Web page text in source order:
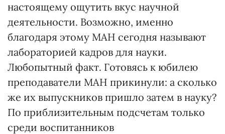
настоящему ощутить вкус научной
деятельности. Возможно, именно
благодаря этому МАН сегодня называют
лабораторией кадров для науки.
Любопытный факт. Готовясь к юбилею
преподаватели МАН прикинули: а сколько
же их выпускников пришло затем в науку?
По приблизительным подсчетам только
среди воспитанников